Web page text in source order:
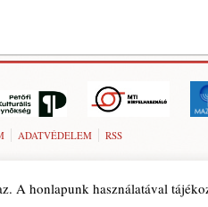
ADATVÉDELEM RSS
Szombat folyóirat. Minden jog
A honlapunk használatával